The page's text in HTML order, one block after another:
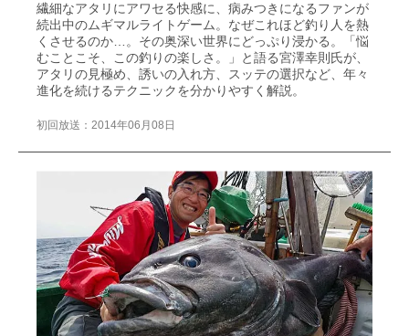
繊細なアタリにアワセる快感に、病みつきになるファンが
続出中のムギマルライトゲーム。なぜこれほど釣り人を熱
くさせるのか…。その奥深い世界にどっぷり浸かる。「悩
むことこそ、この釣りの楽しさ。」と語る宮澤幸則氏が、
アタリの見極め、誘いの入れ方、スッテの選択など、年々
進化を続けるテクニックを分かりやすく解説。
初回放送：2014年06月08日